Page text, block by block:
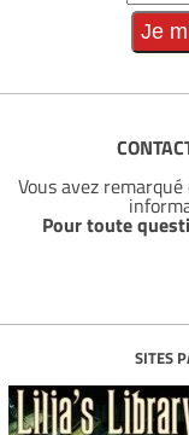
Vous avez
Pour toute
SITES